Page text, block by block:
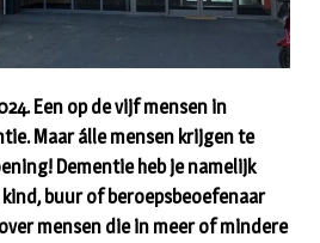
Een op de vijf mensen in
Maar álle mensen krijgen te
Dementie heb je namelijk
buur of beroepsbeoefenaar
mensen die in meer of mindere